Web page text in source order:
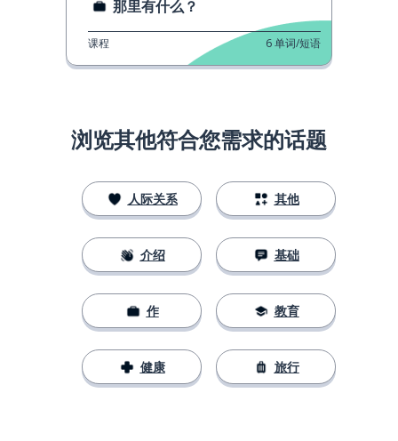
那里有什么？
课程 6单词/短语
浏览其他符合您需求的话题
人际关系
介绍
作
健康
其他
基础
教育
旅行